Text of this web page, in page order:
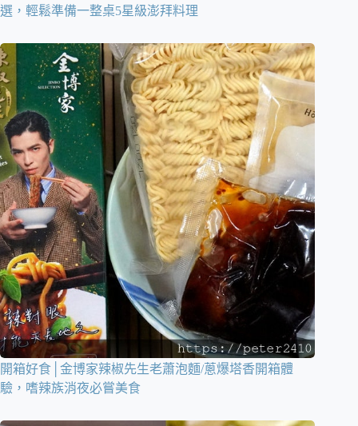
選，輕鬆準備一整桌5星級澎拜料理
開箱好食│金博家辣椒先生老蕭泡麵/蔥爆塔香開箱體
驗，嗜辣族消夜必嘗美食